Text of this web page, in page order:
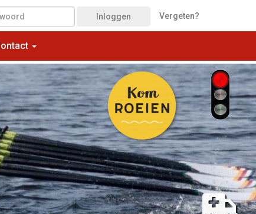
Inloggen Vergeten?